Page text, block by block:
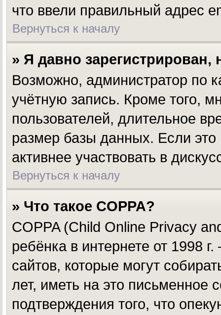
что ввели правильный адрес
Вернуться к началу
» Я давно
Возможно, администратор по
учётную запись. Кроме того,
пользователей, длительное
размер базы данных. Если это
активнее участвовать в
Вернуться к началу
» Что такое COPPA?
COPPA (Child Online Privacy
ребёнка в интернете от 1998
сайтов, которые могут
лет, иметь на это письменное
подтверждения того, что